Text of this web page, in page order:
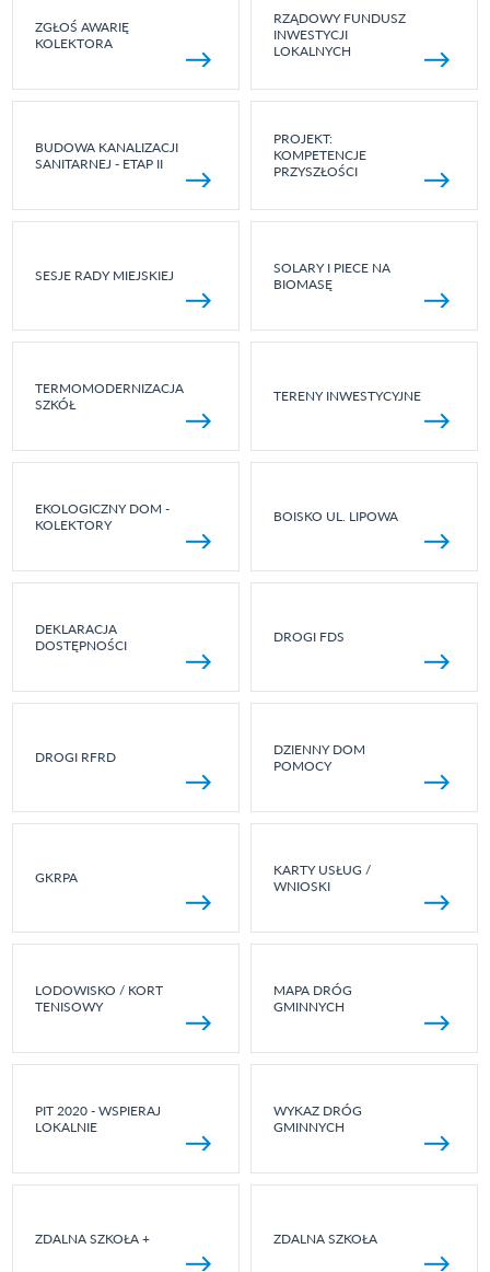
ZGŁOŚ AWARIĘ
KOLEKTORA
RZĄDOWY FUNDUSZ
INWESTYCJI
LOKALNYCH
BUDOWA KANALIZACJI
SANITARNEJ - ETAP II
PROJEKT:
KOMPETENCJE
PRZYSZŁOŚCI
SESJE RADY MIEJSKIEJ
SOLARY I PIECE NA
BIOMASĘ
TERMOMODERNIZACJA
SZKÓŁ
TERENY INWESTYCYJNE
EKOLOGICZNY DOM -
KOLEKTORY
BOISKO UL. LIPOWA
DEKLARACJA
DOSTĘPNOŚCI
DROGI FDS
DROGI RFRD
DZIENNY DOM
POMOCY
GKRPA
KARTY USŁUG /
WNIOSKI
LODOWISKO / KORT
TENISOWY
MAPA DRÓG
GMINNYCH
PIT 2020 - WSPIERAJ
LOKALNIE
WYKAZ DRÓG
GMINNYCH
ZDALNA SZKOŁA + ZDALNA SZKOŁA